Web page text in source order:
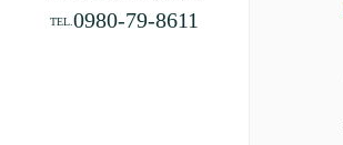
TEL.0980-79-8611